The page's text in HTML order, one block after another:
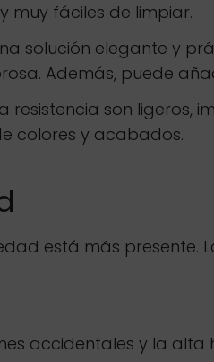
muy fáciles de limpiar.
solución elegante y
Además, puede
resistencia son ligeros,
colores y acabados.
está más presente.
accidentales y la alta